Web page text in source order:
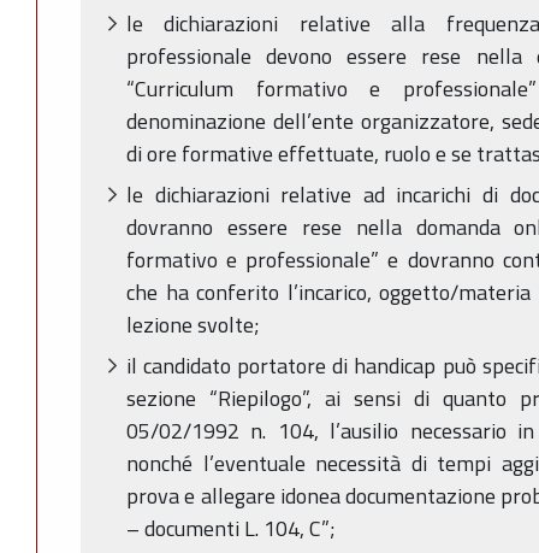
le dichiarazioni relative alla
professionale devono essere rese
“Curriculum formativo e
denominazione dell’ente organizzatore,
di ore formative effettuate, ruolo e se
le dichiarazioni relative ad incarichi di
dovranno essere rese nella domanda
formativo e professionale” e dovranno
che ha conferito l’incarico, oggetto/
lezione svolte;
il candidato portatore di handicap può
sezione “Riepilogo”, ai sensi di quanto
05/02/1992 n. 104, l’ausilio necessario
nonché l’eventuale necessità di tempi
prova e allegare idonea documentazione
– documenti L. 104, C”;